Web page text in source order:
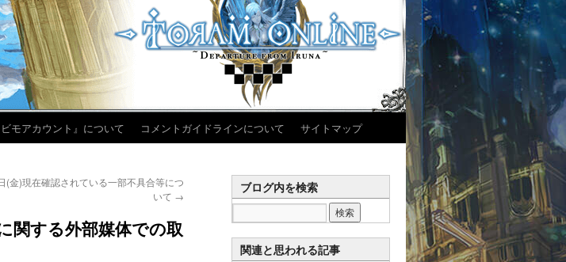
ビモアカウント』について コメントガイドラインについて サイトマップ
(金)現在確認されている一部不具合等につ
いて →
関する外部媒体での取
ブログ内を検索
関連と思われる記事